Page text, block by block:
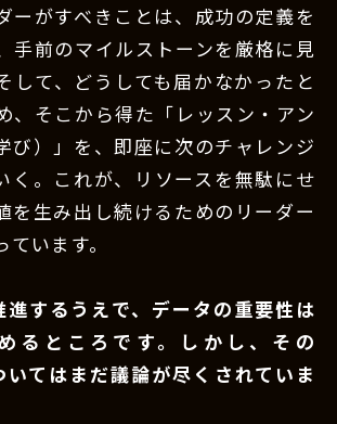
ーがすべきことは、成功の定義を
手前のマイルストーンを厳格に見
して、どうしても届かなかったと
、そこから得た「レッスン・アン
び）」を、即座に次のチャレンジ
く。これが、リソースを無駄にせ
を生み出し続けるためのリーダー
います。
進するうえで、データの重要性は
るところです。しかし、その
いてはまだ議論が尽くされていま